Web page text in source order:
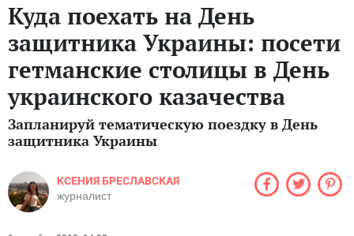
Куда поехать на День
защитника Украины: посети
гетманские столицы в День
украинского казачества
Запланируй тематическую поездку в День
защитника Украины
КСЕНИЯ БРЕСЛАВСКАЯ
журналист